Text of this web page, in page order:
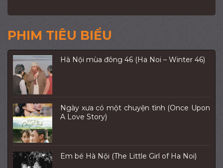
PHIM TIÊU BIỂU
Hà Nội mùa đông 46 (Ha Noi – Winter 46)
Ngày xưa có một chuyện tình (Once Upon
A Love Story)
Em bé Hà Nội (The Little Girl of Ha Noi)